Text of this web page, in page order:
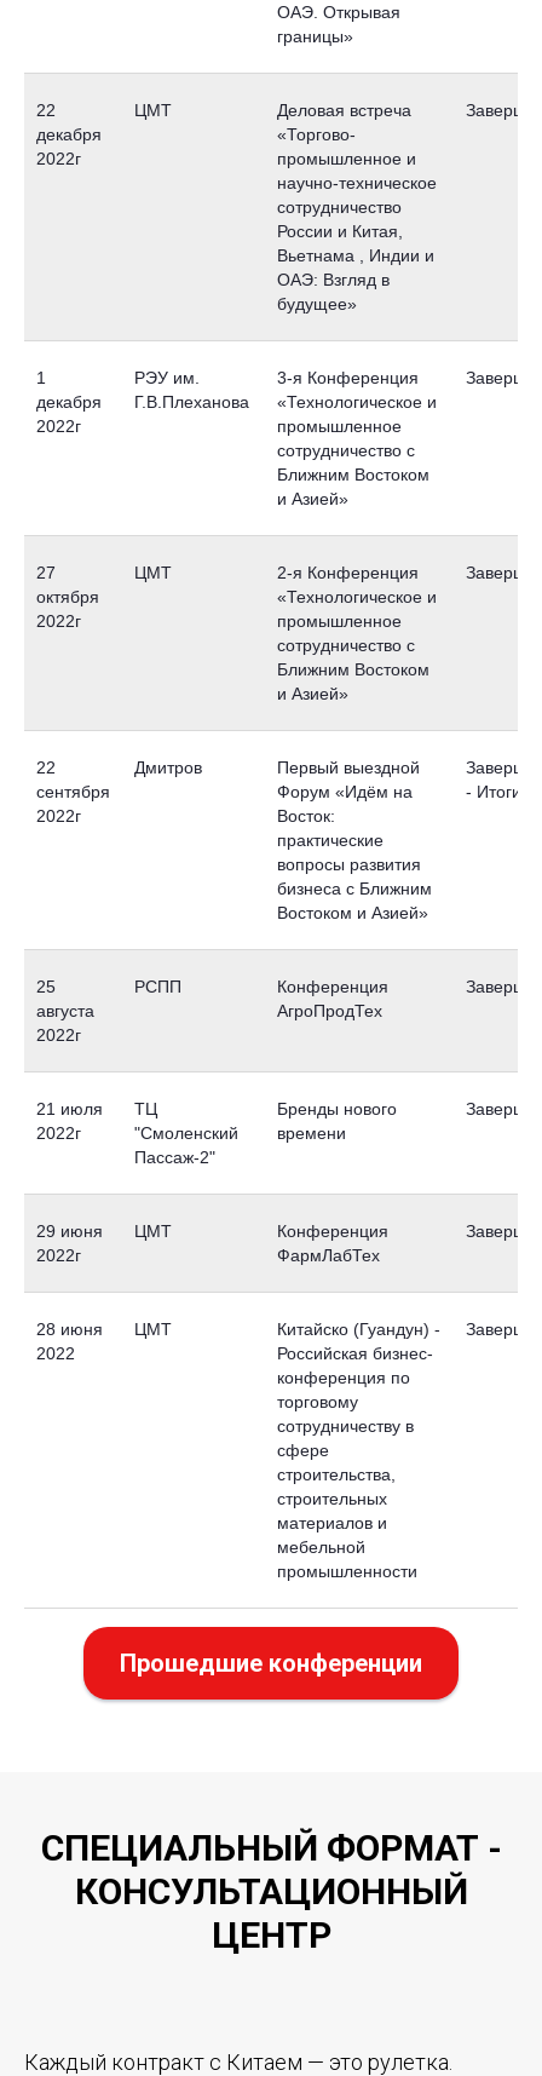
ОАЭ. Открывая
границы»
22
декабря
2022г
ЦМТ
Деловая встреча
«Торгово-
промышленное и
научно-техническое
сотрудничество
России и Китая,
Вьетнама , Индии и
ОАЭ: Взгляд в
будущее»
1
декабря
2022г
РЭУ им.
Г.В.Плеханова
3-я Конференция
«Технологическое и
промышленное
сотрудничество с
Ближним Востоком
и Азией»
27
октября
2022г
ЦМТ
2-я Конференция
«Технологическое и
промышленное
сотрудничество с
Ближним Востоком
и Азией»
22
сентября
2022г
Дмитров
Первый выездной
Форум «Идём на
Восток:
практические
вопросы развития
бизнеса с Ближним
Востоком и Азией»
- Итоги
25
августа
2022г
РСПП
Конференция
АгроПродТех
21 июля
2022г
ТЦ
"Смоленский
Пассаж-2"
Бренды нового
времени
29 июня
2022г
ЦМТ
Конференция
ФармЛабТех
28 июня
2022
ЦМТ
Китайско (Гуандун) -
Российская бизнес-
конференция по
торговому
сотрудничеству в
сфере
строительства,
строительных
материалов и
мебельной
промышленности
Прошедшие конференции
СПЕЦИАЛЬНЫЙ ФОРМАТ -
КОНСУЛЬТАЦИОННЫЙ
ЦЕНТР
Каждый контракт с Китаем — это рулетка.